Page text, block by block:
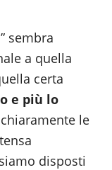
sembra
a quella
certa
e più lo
le
disposti